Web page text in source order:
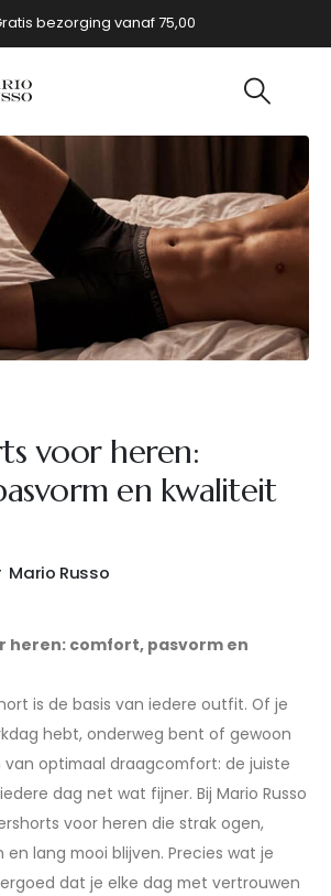
bezorging vanaf 75,00
voor heren:
en kwaliteit
Mario Russo
heren: comfort, pasvorm en
is de basis van iedere outfit. Of je
hebt, onderweg bent of gewoon
optimaal draagcomfort: de juiste
dag net wat fijner. Bij Mario Russo
voor heren die strak ogen,
lang mooi blijven. Precies wat je
dat je elke dag met vertrouwen